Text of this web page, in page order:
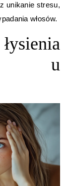
unikanie stresu,
włosów.
u